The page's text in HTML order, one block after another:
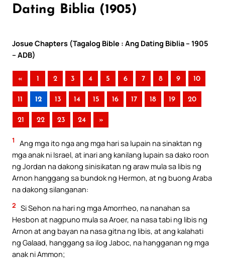
Dating Biblia (1905)
Josue Chapters (Tagalog Bible : Ang Dating Biblia – 1905
– ADB)
« 1 2 3 4 5 6 7 8 9 10
11 12 13 14 15 16 17 18 19 20
21 22 23 24 »
1
Ang mga ito nga ang mga hari sa lupain na sinaktan ng
mga anak ni Israel, at inari ang kanilang lupain sa dako roon
ng Jordan na dakong sinisikatan ng araw mula sa libis ng
Arnon hanggang sa bundok ng Hermon, at ng buong Araba
na dakong silanganan:
2 Si Sehon na hari ng mga Amorrheo, na nanahan sa
Hesbon at nagpuno mula sa Aroer, na nasa tabi ng libis ng
Arnon at ang bayan na nasa gitna ng libis, at ang kalahati
ng Galaad, hanggang sa ilog Jaboc, na hangganan ng mga
anak ni Ammon;